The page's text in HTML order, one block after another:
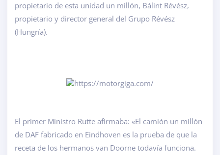
propietario de esta unidad un millón, Bálint Révész,
propietario y director general del Grupo Révész
(Hungría).
El primer Ministro Rutte afirmaba: «El camión un millón
de DAF fabricado en Eindhoven es la prueba de que la
receta de los hermanos van Doorne todavía funciona.